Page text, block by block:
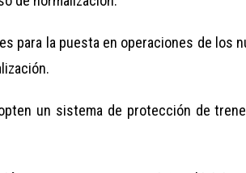
para la puesta en operaciones de los
un sistema de protección de